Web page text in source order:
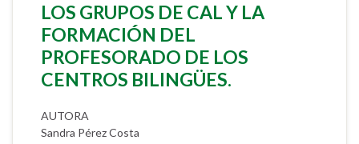
LOS GRUPOS DE CAL Y LA
FORMACIÓN DEL
PROFESORADO DE LOS
CENTROS BILINGÜES.
AUTORA
Sandra Pérez Costa